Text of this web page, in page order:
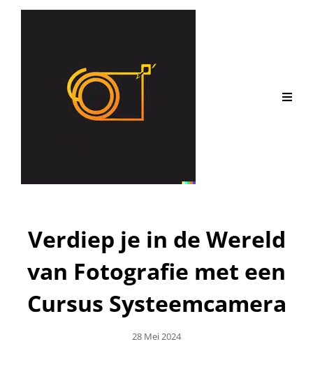
Verdiep je in de Wereld
van Fotografie met een
Cursus Systeemcamera
Geplaatst
28 Mei 2024